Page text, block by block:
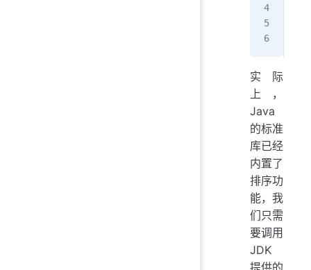
实际
上，
Java
的标准
库已经
内置了
排序功
能，我
们只需
要调用
JDK
提供的